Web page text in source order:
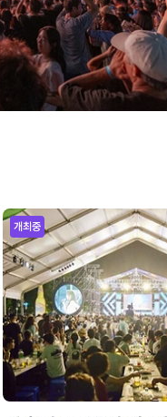
개최중